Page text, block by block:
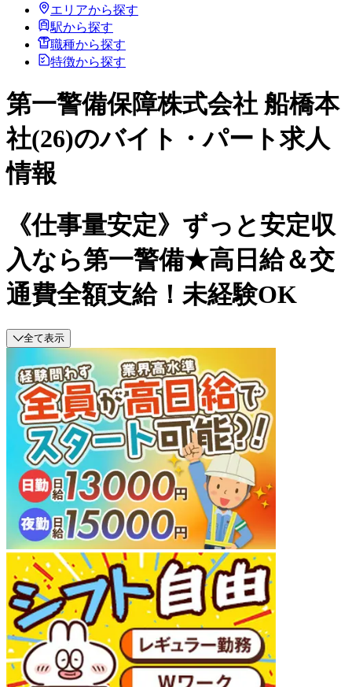
エリアから探す
駅から探す
職種から探す
特徴から探す
第一警備保障株式会社 船橋本
社(26)のバイト・パート求人
情報
《仕事量安定》ずっと安定収
入なら第一警備★高日給＆交
通費全額支給！未経験OK
全て表示